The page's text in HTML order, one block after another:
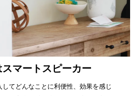
マートスピーカー
してどんなことに利便性、効果を感じ